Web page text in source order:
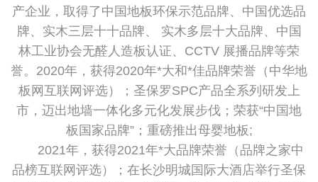
产企业，取得了中国地板环保示范品牌、中国优选品
牌、实木三层十十品牌、 实木多层十大品牌、中国
林工业协会无醛人造板认证、CCTV 展播品牌等荣
誉。2020年，获得2020年*大和*佳品牌荣誉（中华地
板网互联网评选）；圣保罗SPC产品全系列研发上
市，迈出地墙一体化多元化发展步伐；荣获“中国地
板国家品牌”；重磅推出母婴地板;
2021年，获得2021年*大品牌荣誉（品牌之家中
品榜互联网评选）；在长沙明城国际大酒店举行圣保